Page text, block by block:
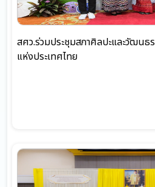
สศว.ร่วมประชุมสภาศิลปะและวัฒนธ
แห่งประเทศไทย